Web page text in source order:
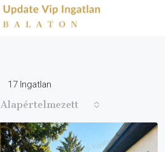
17 Ingatlan
Alapértelmezett